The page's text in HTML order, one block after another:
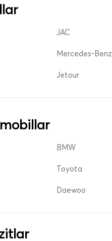
JAC
Mercedes-Benz
Jetour
BMW
Toyota
Daewoo